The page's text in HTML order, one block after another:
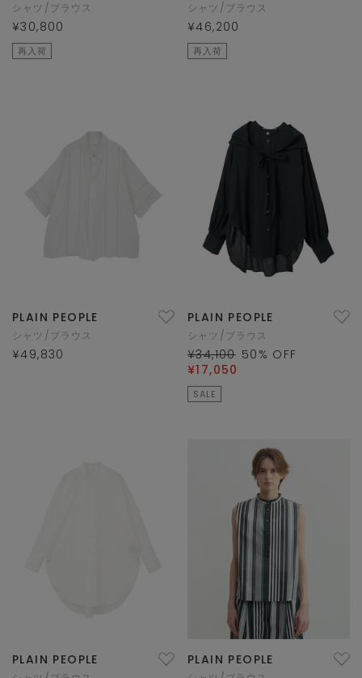
シャツ/ブラウス
¥30,800
再入荷
シャツ/ブラウス
¥46,200
再入荷
PLAIN PEOPLE
シャツ/ブラウス
¥49,830
PLAIN PEOPLE
シャツ/ブラウス
¥34,100 50 % OFF
¥17,050
SALE
PLAIN PEOPLE PLAIN PEOPLE